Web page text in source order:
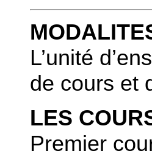
L’unité
de cours et
LES
Premier